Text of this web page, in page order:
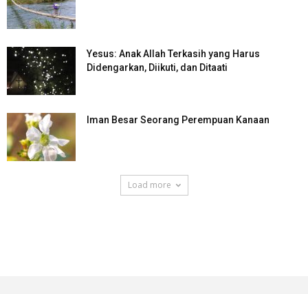
Yesus: Anak Allah Terkasih yang Harus
Didengarkan, Diikuti, dan Ditaati
Iman Besar Seorang Perempuan Kanaan
Load more